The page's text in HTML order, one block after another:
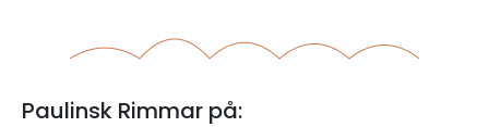
Paulinsk Rimmar på: